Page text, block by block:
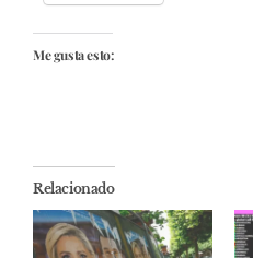
Me gusta esto:
Relacionado